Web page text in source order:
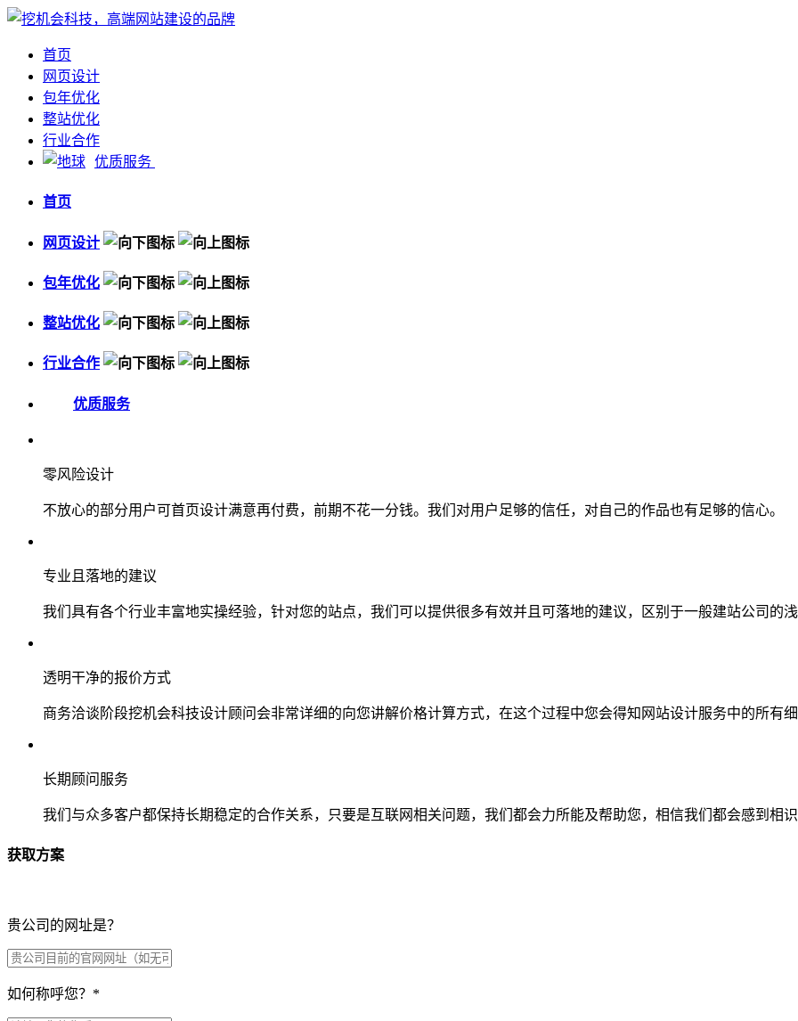
首页
网页设计
包年优化
整站优化
行业合作
优质服务
首页
网页设计
包年优化
整站优化
行业合作
优质服务
零风险设计
不放心的部分用户可首页设计满意再付费，前期不花一分钱。我们对用户足够的信任，对自己的作品也有足够的信心。
专业且落地的建议
我们具有各个行业丰富地实操经验，针对您的站点，我们可以提供很多有效并且可落地的建议，区别于一般建站公司的
透明干净的报价方式
商务洽谈阶段挖机会科技设计顾问会非常详细的向您讲解价格计算方式，在这个过程中您会得知网站设计服务中的所有
长期顾问服务
我们与众多客户都保持长期稳定的合作关系，只要是互联网相关问题，我们都会力所能及帮助您，相信我们都会感到相
获取方案
贵公司的网址是？
如何称呼您？ *